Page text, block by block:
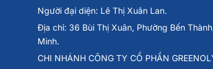
Người đại diện: Lê Thị Xuân Lan.
Địa chỉ: 36 Bùi Thị Xuân, Phường Bến
Minh.
CHI NHÁNH CÔNG TY CỔ PHẦN